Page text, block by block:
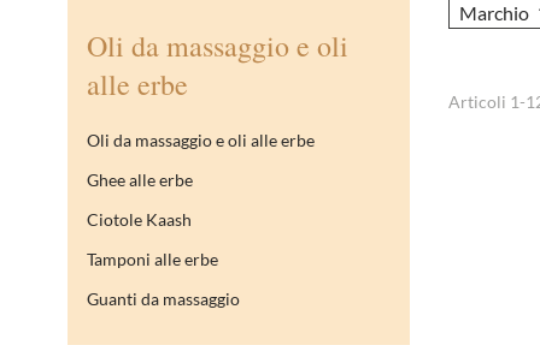
Oli da massaggio e oli
alle erbe
Oli da massaggio e oli alle erbe
Ghee alle erbe
Ciotole Kaash
Tamponi alle erbe
Guanti da massaggio
Marchio
Articoli 1-